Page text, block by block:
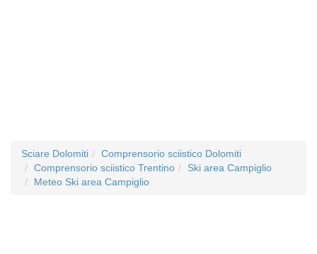
Sciare Dolomiti
Comprensorio sciistico Dolomiti
Comprensorio sciistico Trentino
Ski area Campiglio
Meteo Ski area Campiglio